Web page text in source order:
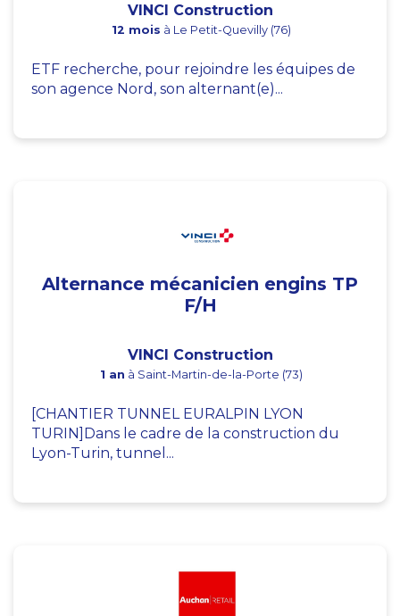
VINCI Construction
12 mois à Le Petit-Quevilly (76)
ETF recherche, pour rejoindre les équipes de
son agence Nord, son alternant(e)...
Alternance mécanicien engins TP
F/H
VINCI Construction
1 an à Saint-Martin-de-la-Porte (73)
[CHANTIER TUNNEL EURALPIN LYON
TURIN]Dans le cadre de la construction du
Lyon-Turin, tunnel...